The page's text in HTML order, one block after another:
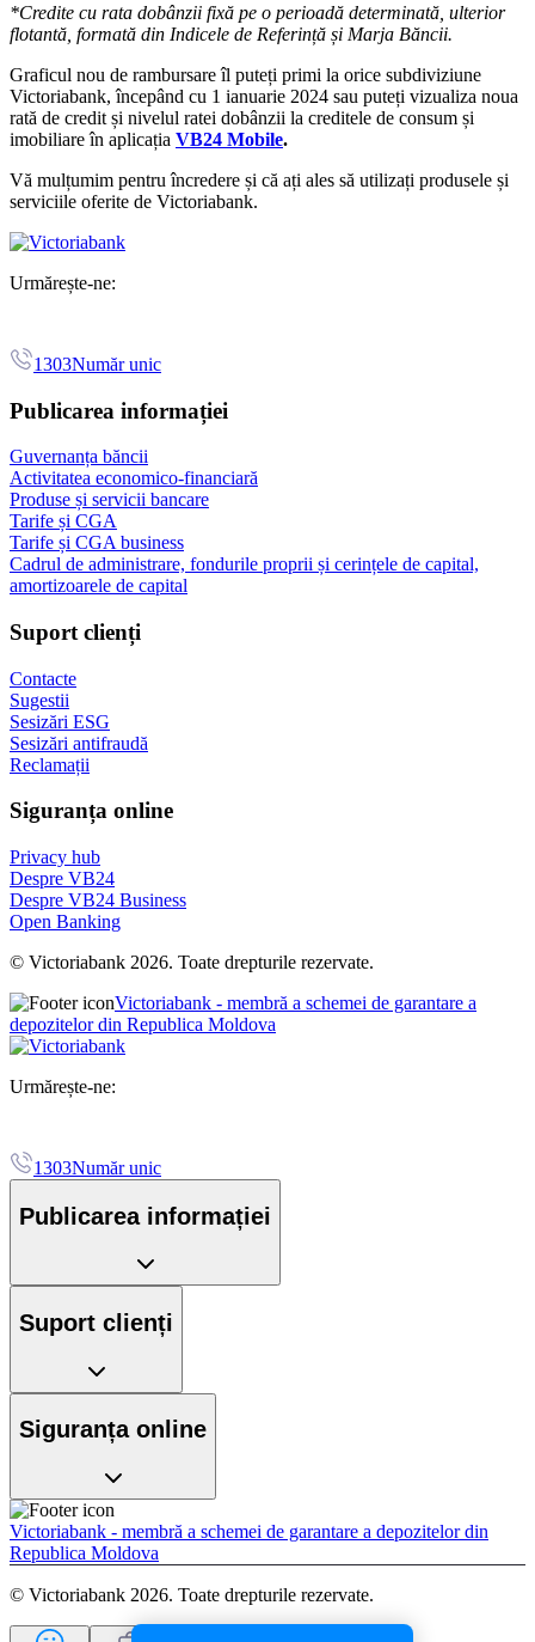
*Credite cu rata dobânzii fixă pe o perioadă determinată, ulterior
flotantă, formată din Indicele de Referință și Marja Băncii.
Graficul nou de rambursare îl puteți primi la orice subdiviziune
Victoriabank, începând cu 1 ianuarie 2024 sau puteți vizualiza noua
rată de credit și nivelul ratei dobânzii la creditele de consum și
imobiliare în aplicația VB24 Mobile.
Vă mulțumim pentru încredere și că ați ales să utilizați produsele și
serviciile oferite de Victoriabank.
Urmărește-ne:
1303Număr unic
Publicarea informației
Guvernanța băncii
Activitatea economico-financiară
Produse și servicii bancare
Tarife și CGA
Tarife și CGA business
Cadrul de administrare, fondurile proprii și cerințele de capital,
amortizoarele de capital
Suport clienți
Contacte
Sugestii
Sesizări ESG
Sesizări antifraudă
Reclamații
Siguranța online
Privacy hub
Despre VB24
Despre VB24 Business
Open Banking
© Victoriabank 2026. Toate drepturile rezervate.
Victoriabank - membră a schemei de garantare a
depozitelor din Republica Moldova
Urmărește-ne:
1303Număr unic
Publicarea informației
Suport clienți
Siguranța online
Victoriabank - membră a schemei de garantare a depozitelor din
Republica Moldova
© Victoriabank 2026. Toate drepturile rezervate.